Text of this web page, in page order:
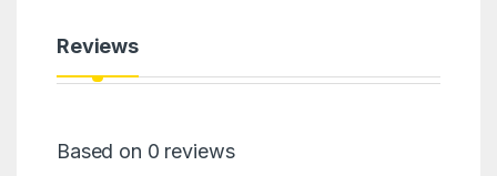
Reviews
Based on 0 reviews